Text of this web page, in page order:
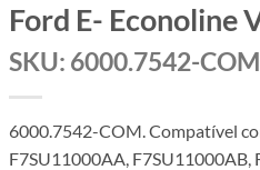
Ford E- Econoline
SKU: 6000.7542-COM
6000.7542-COM. Compatível
F7SU11000AA, F7SU11000AB,